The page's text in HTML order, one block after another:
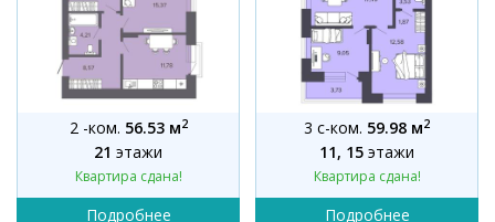
2 -ком. 56.53 м2
21 этажи
Квартира сдана!
3 с-ком. 59.98 м2
11, 15 этажи
Квартира сдана!